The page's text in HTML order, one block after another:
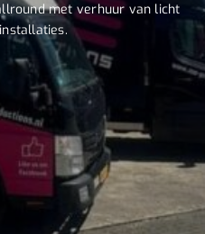
met verhuur van licht